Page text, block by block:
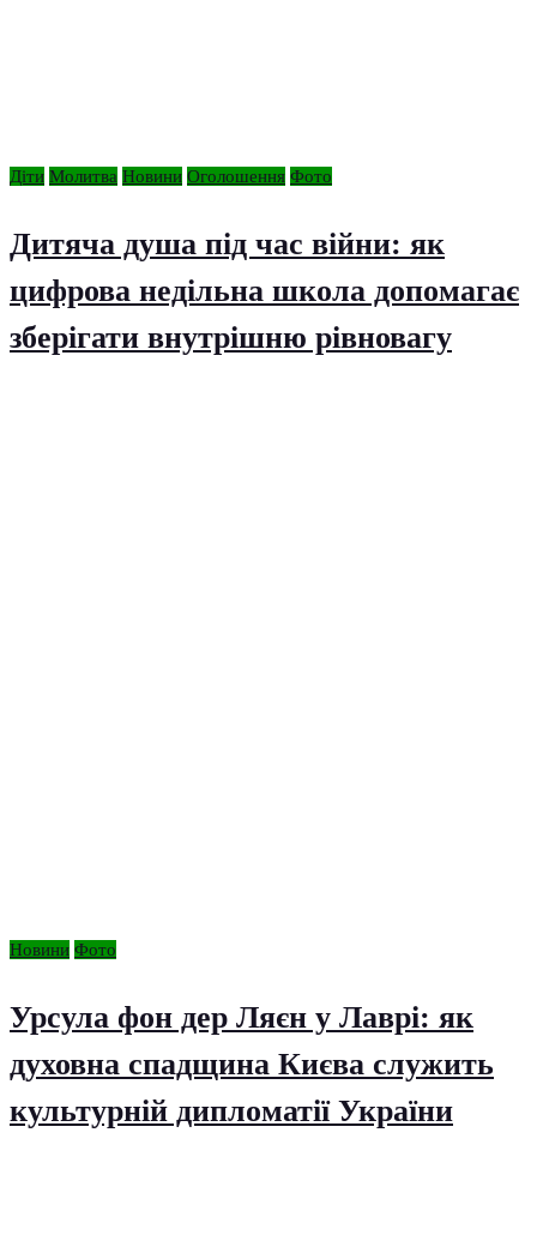
Діти Молитва Новини Оголошення Фото
Дитяча душа під час війни: як
цифрова недільна школа допомагає
зберігати внутрішню рівновагу
Новини Фото
Урсула фон дер Ляєн у Лаврі: як
духовна спадщина Києва служить
культурній дипломатії України